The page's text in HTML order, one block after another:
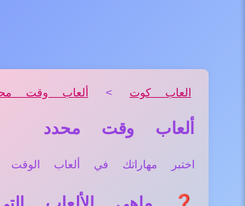
العاب كوت > ألعاب وقت
ألعاب وقت محدد
اختبر مهاراتك في ألعاب الوقت